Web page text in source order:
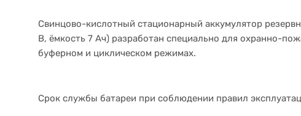
Свинцово-кислотный стационарный аккумулятор
В, ёмкость 7 Ач) разработан специально для охранно-
буферном и циклическом режимах.
Срок службы батареи при соблюдении правил